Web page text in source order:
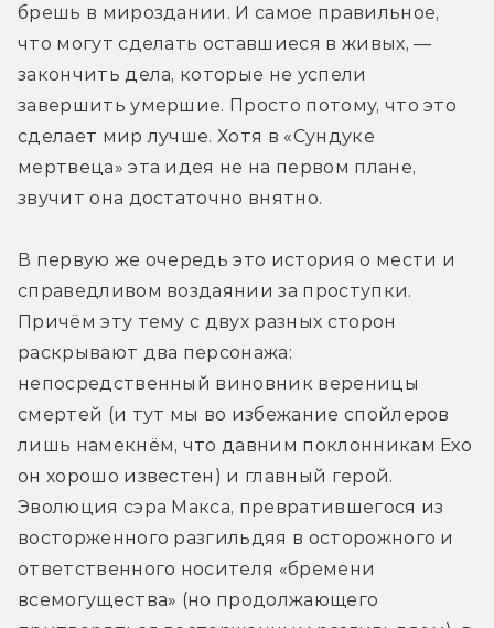
брешь в мироздании. И самое правильное,
что могут сделать оставшиеся в живых, —
закончить дела, которые не успели
завершить умершие. Просто потому, что это
сделает мир лучше. Хотя в «Сундуке
мертвеца» эта идея не на первом плане,
звучит она достаточно внятно.
В первую же очередь это история о мести и
справедливом воздаянии за проступки.
Причём эту тему с двух разных сторон
раскрывают два персонажа:
непосредственный виновник вереницы
смертей (и тут мы во избежание спойлеров
лишь намекнём, что давним поклонникам Ехо
он хорошо известен) и главный герой.
Эволюция сэра Макса, превратившегося из
восторженного разгильдяя в осторожного и
ответственного носителя «бремени
всемогущества» (но продолжающего